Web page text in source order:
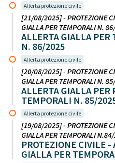
Allerta protezione civile
[21/08/2025] - PROTEZIONE
GIALLA PER TEMPORALI N.
ALLERTA GIALLA PER
N. 86/2025
Allerta protezione civile
[20/08/2025] - PROTEZIONE
GIALLA PER TEMPORALI N.
ALLERTA GIALLA PER
TEMPORALI N. 85/
Allerta protezione civile
[19/08/2025] - PROTEZIONE
GIALLA PER TEMPORALI
PROTEZIONE CIVILE -
GIALLA PER